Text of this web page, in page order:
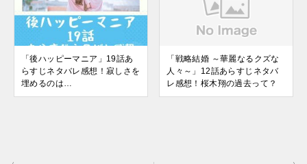
「後ハッピーマニア」19話あ
らすじネタバレ感想！寂しさを
埋めるのは…
「戦略結婚 ～華麗なるクズな
人々～」12話あらすじネタバ
レ感想！桜木翔の過去って？